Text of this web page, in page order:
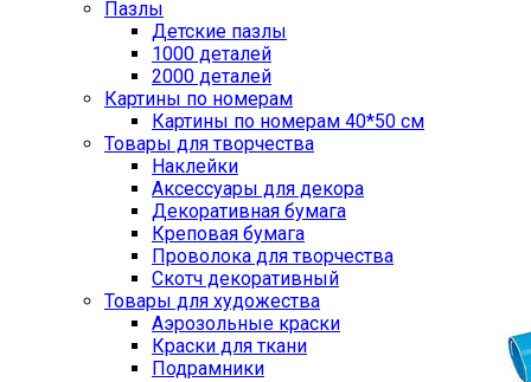
Пазлы
Детские пазлы
1000 деталей
2000 деталей
Картины по номерам
Картины по номерам 40*50 см
Товары для творчества
Наклейки
Аксессуары для декора
Декоративная бумага
Креповая бумага
Проволока для творчества
Скотч декоративный
Товары для художества
Аэрозольные краски
Краски для ткани
Подрамники